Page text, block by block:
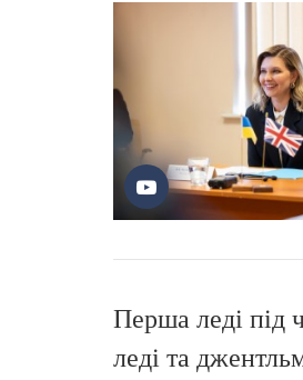
Перша леді під
леді та